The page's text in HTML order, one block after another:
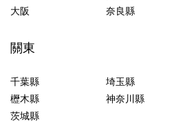
大阪
奈良縣
關東
千葉縣 埼玉縣
櫪木縣
神奈川縣
茨城縣